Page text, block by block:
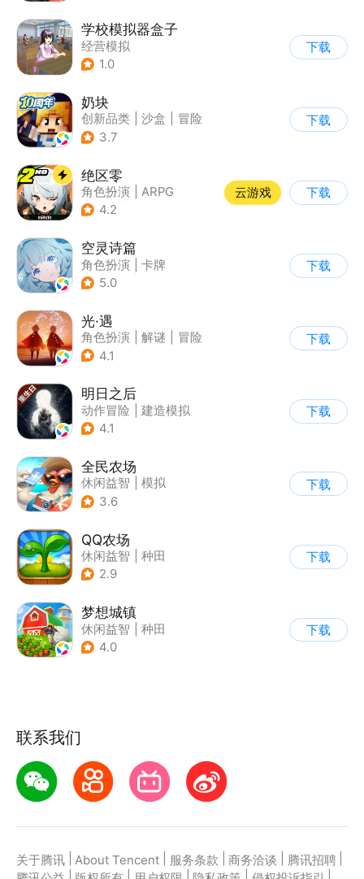
学校模拟器盒子
经营模拟
1.0
下载
奶块
创新品类 沙盒
冒险
| 开放世界
3.7
下载
绝区零
角色扮演
ARPG
| 冒险
4.2
云游戏 下载
空灵诗篇
角色扮演
卡牌
| 美少女
5.0
下载
光·遇
角色扮演 解谜
冒险
| 开放世界
4.1
下载
明日之后
动作冒险
建造模拟
| 丧尸
4.1
下载
全民农场
休闲益智
模拟
| 田园生活
3.6
下载
QQ农场
休闲益智
种田
| 田园生活
2.9
下载
梦想城镇
休闲益智
种田
| 田园生活
4.0
下载
联系我们
关于腾讯 About Tencent 服务条款 商务洽谈 腾讯招聘